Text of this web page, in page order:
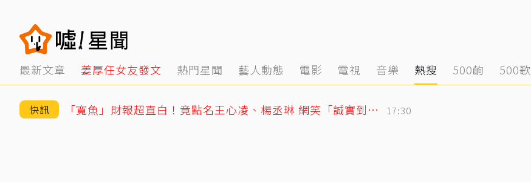
最新文章 姜厚任女友發文 熱門星聞 藝人動態 電影 電視 音樂 熱搜 500齣 500歌
快訊 「寬魚」財報超直白！竟點名王心凌、楊丞琳 網笑「誠實到不行」 17:30